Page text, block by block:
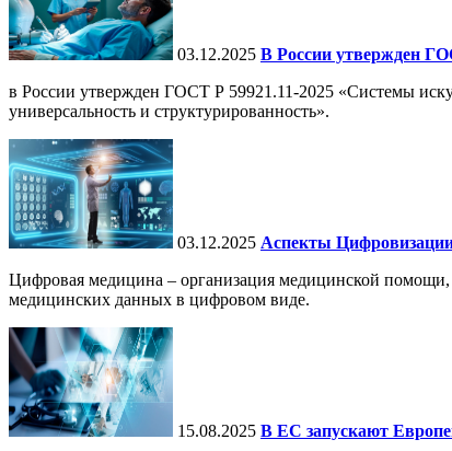
03.12.2025 В России утвержден
в России утвержден ГОСТ Р 59921.11-2025 «Системы
универсальность и структурированность».
03.12.2025 Аспекты
Цифровая медицина – организация медицинской помощи,
медицинских данных в цифровом виде.
15.08.2025 В ЕС запускают